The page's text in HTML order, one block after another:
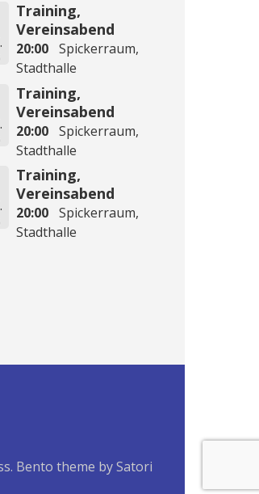
Training,
Vereinsabend
20:00 Spickerraum,
Stadthalle
Training,
Vereinsabend
20:00 Spickerraum,
Stadthalle
Training,
Vereinsabend
20:00 Spickerraum,
Stadthalle
Bento theme by Satori